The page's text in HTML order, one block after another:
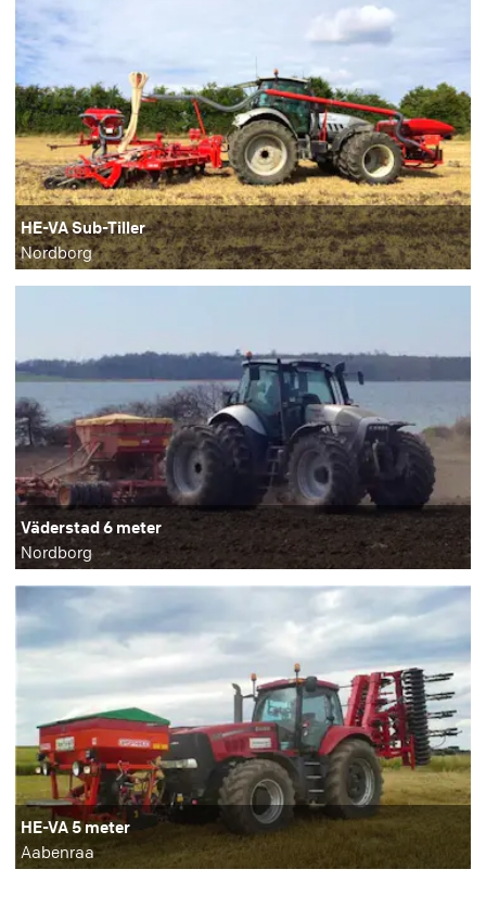
HE-VA Sub-Tiller
Nordborg
Väderstad 6 meter
Nordborg
HE-VA 5 meter
Aabenraa